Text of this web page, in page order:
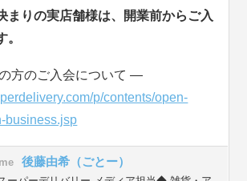
まりの実店舗様は、開業前からご入
。
方のご入会について ―
p/contents/open-
business.jsp
後藤由希（ごとー）